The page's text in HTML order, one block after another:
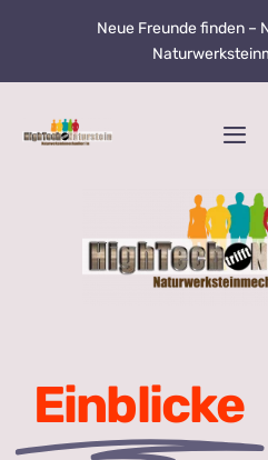
springen
Neue Freunde finden –
Über
Einblicke